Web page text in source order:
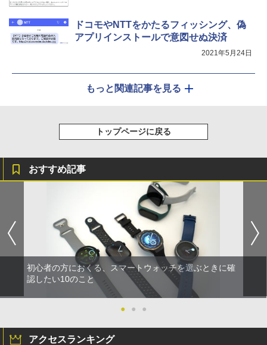
ドコモやNTTをかたるフィッシング、偽
アプリインストールで意図せぬ決済
2021年5月24日
もっと関連記事を見る
トップページに戻る
おすすめ記事
初心者の方におくる、スマートウォッチを選ぶときに確
認したい10のこと
● ● ●
アクセスランキング